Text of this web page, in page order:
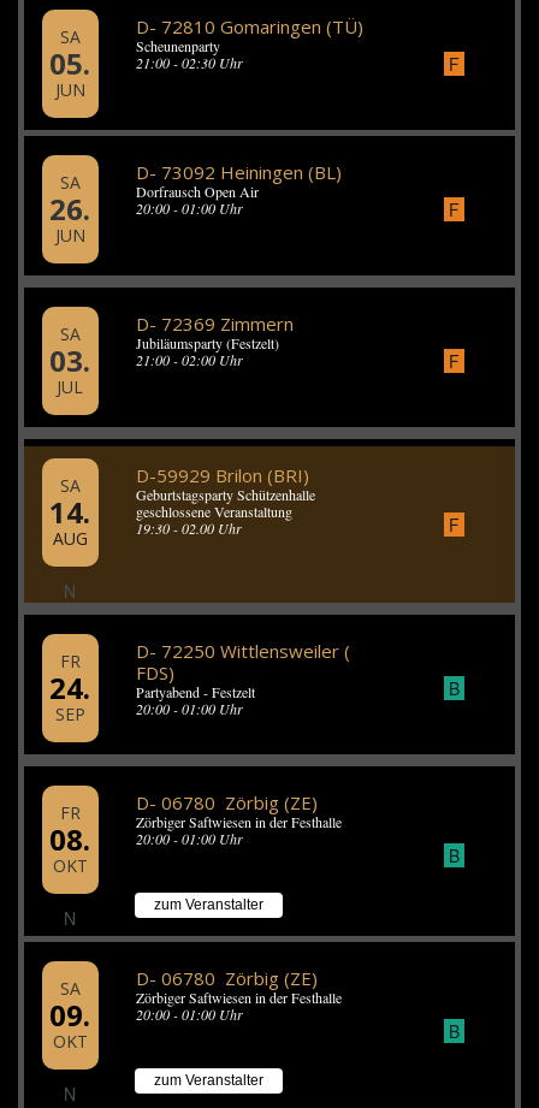
SA
05.
JUN
D- 72810 Gomaringen (TÜ)
Scheunenparty
21:00 - 02:30 Uhr
F
SA
26.
JUN
D- 73092 Heiningen (BL)
Dorfrausch Open Air
20:00 - 01:00 Uhr
F
SA
03.
JUL
D- 72369 Zimmern
Jubiläumsparty (Festzelt)
21:00 - 02:00 Uhr
F
SA
14.
AUG
N
D-59929 Brilon (BRI)
Geburtstagsparty Schützenhalle
geschlossene Veranstaltung
19:30 - 02.00 Uhr
F
FR
24.
SEP
D- 72250 Wittlensweiler (
FDS)
Partyabend - Festzelt
20:00 - 01:00 Uhr
B
FR
08.
OKT
N
D- 06780 Zörbig (ZE)
Zörbiger Saftwiesen in der Festhalle
20:00 - 01:00 Uhr
zum Veranstalter
B
SA
09.
OKT
N
D- 06780 Zörbig (ZE)
Zörbiger Saftwiesen in der Festhalle
20:00 - 01:00 Uhr
zum Veranstalter
B